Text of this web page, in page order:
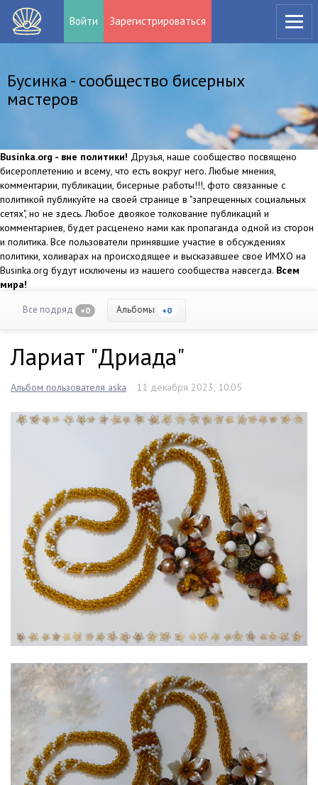
Войти Зарегистрироваться
Бусинка - сообщество бисерных
мастеров
Businka.org - вне политики! Друзья, наше сообщество посвящено
бисероплетению и всему, что есть вокруг него. Любые мнения,
комментарии, публикации, бисерные работы!!!, фото связанные с
политикой публикуйте на своей странице в "запрещенных социальных
сетях", но не здесь. Любое двоякое толкование публикаций и
комментариев, будет расценено нами как пропаганда одной из сторон
и политика. Все пользователи принявшие участие в обсуждениях
политики, холиварах на происходящее и высказавшее свое ИМХО на
Businka.org будут исключены из нашего сообщества навсегда. Всем
мира!
Все подряд +0 Альбомы +0
Лариат "Дриада"
Альбом пользователя aska 11 декабря 2023, 10:05